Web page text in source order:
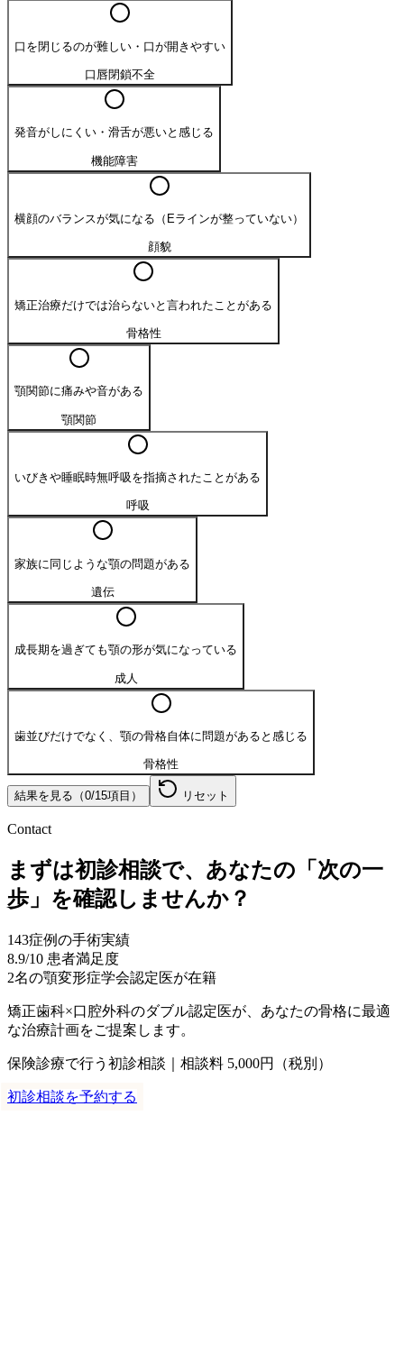
口を閉じるのが難しい・口が開きやすい
口唇閉鎖不全
発音がしにくい・滑舌が悪いと感じる
機能障害
横顔のバランスが気になる（Eラインが整っていない）
顔貌
矯正治療だけでは治らないと言われたことがある
骨格性
顎関節に痛みや音がある
顎関節
いびきや睡眠時無呼吸を指摘されたことがある
呼吸
家族に同じような顎の問題がある
遺伝
成長期を過ぎても顎の形が気になっている
成人
歯並びだけでなく、顎の骨格自体に問題があると感じる
骨格性
結果を見る（0/15項目） リセット
Contact
まずは初診相談で、あなたの「次の一
歩」を確認しませんか？
143症例の手術実績
8.9/10 患者満足度
2名の顎変形症学会認定医が在籍
矯正歯科×口腔外科のダブル認定医が、あなたの骨格に最適
な治療計画をご提案します。
保険診療で行う初診相談｜相談料 5,000円（税別）
初診相談を予約する